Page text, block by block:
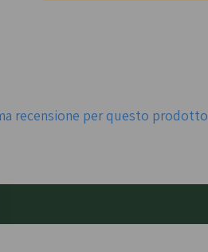
recensione per questo prodotto